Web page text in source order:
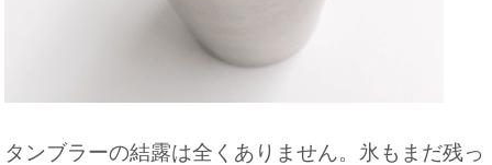
タンブラーの結露は全くありません。氷もまだ残っ